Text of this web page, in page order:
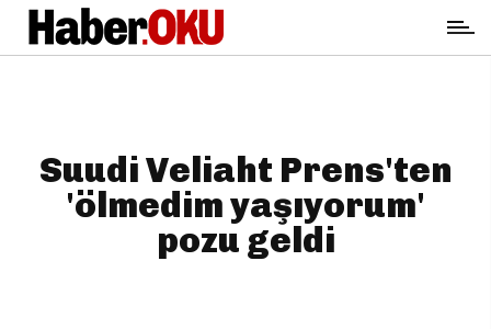
Suudi Veliaht Prens'ten
'ölmedim yaşıyorum'
pozu geldi